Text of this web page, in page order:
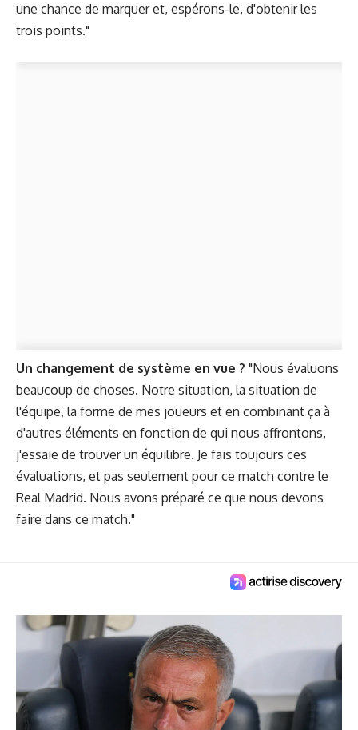
une chance de marquer et, espérons-le, d'obtenir les
trois points."
Un changement de système en vue ? "Nous évaluons
beaucoup de choses. Notre situation, la situation de
l'équipe, la forme de mes joueurs et en combinant ça à
d'autres éléments en fonction de qui nous affrontons,
j'essaie de trouver un équilibre. Je fais toujours ces
évaluations, et pas seulement pour ce match contre le
Real Madrid. Nous avons préparé ce que nous devons
faire dans ce match."